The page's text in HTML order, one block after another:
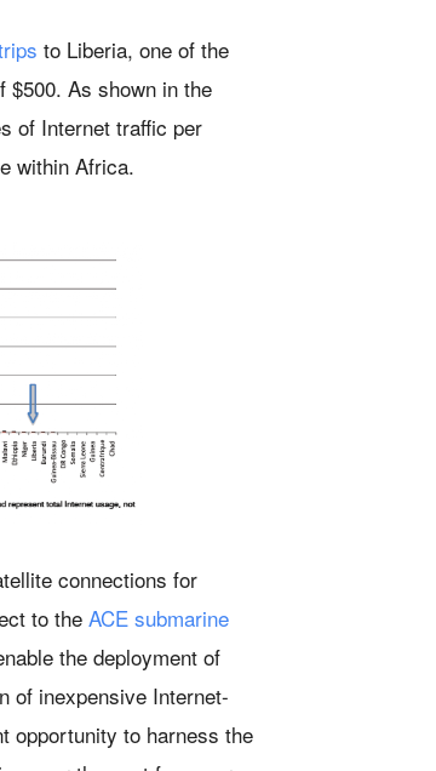
to Liberia, one of the
$500. As shown in the
of Internet traffic per
within Africa.
connections for
to theACE submarine
the deployment of
of inexpensive Internet-
opportunity to harness the